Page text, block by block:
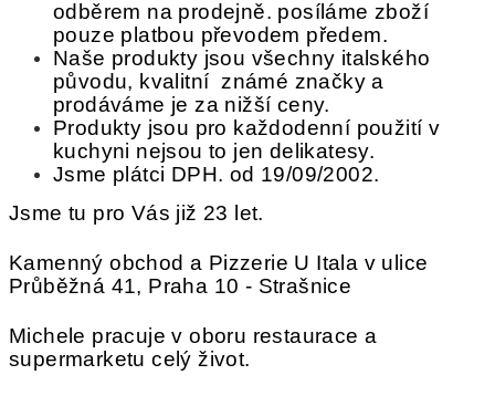
odběrem na prodejně. posíláme zboží
pouze platbou převodem předem.
Naše produkty jsou všechny italského
původu, kvalitní známé značky a
prodáváme je za nižší ceny.
Produkty jsou pro každodenní použití v
kuchyni nejsou to jen delikatesy.
Jsme plátci DPH. od 19/09/2002.
Jsme tu pro Vás již 23 let.
Kamenný obchod a Pizzerie U Itala v ulice
Průběžná 41, Praha 10 - Strašnice
Michele pracuje v oboru restaurace a
supermarketu celý život.